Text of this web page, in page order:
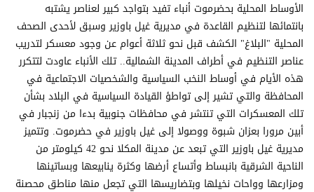
الأوساط المحلية بحضرموت أنباء تفيد بتواجد كبير لعناصر يشتبه
بانتمائها لتنظيم القاعدة في مديرية غيل باوزير وسبق لأحدى الصحف
المحلية "البلاغ" الكشف قبل نحو ثلاثة أعوام عن وجود معسكر لتدريب
عناصر التنظيم في أطراف المدينة الشمالية.. تلك الأنباء عاودت لتتكرر
هذه الأيام في أوساط النخب السياسية والشخصيات الاجتماعية في
المحافظة والتي تشير إلى تواطؤ القيادة السياسية في البلاد بشأن
تلك المعسكرات التي تنتشر في محافظات جنوبية بدءا من زنجبار في
أبين مرورا بعزان شبوة ووصولا إلى غيل باوزير في حضرموت. وتتميز
مديرية غيل باوزير التي تبعد عن مدينة المكلا نحو 42 كيلومتر من
الناحية الشرقية بانبساط وأتساع أرضها وكثرة ينابيعها وبساتينها
ومزارعها وواحات نخيلها وبتضاريسها التي تجعل منها مناطق محصنة